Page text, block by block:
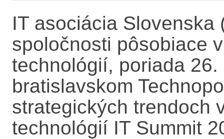
IT asociácia Slovenska
spoločnosti pôsobiace
technológií, poriada
bratislavskom
strategických trendoch
technológií IT Summit